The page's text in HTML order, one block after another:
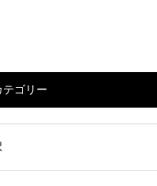
ゴリー